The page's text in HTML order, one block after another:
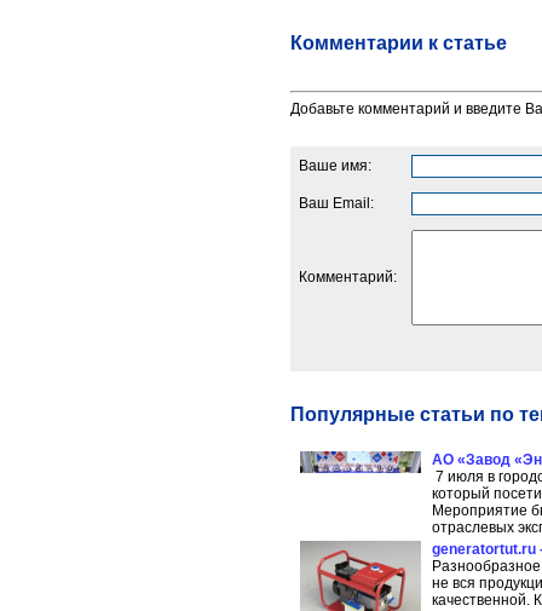
Комментарии к статье
Добавьте комментарий и введите
Ваше имя:
Ваш Email:
Комментарий:
Популярные статьи по
АО «Завод
7 июля в
который
Мероприятие
отраслевых
generatortut.ru
не вся
качественной.